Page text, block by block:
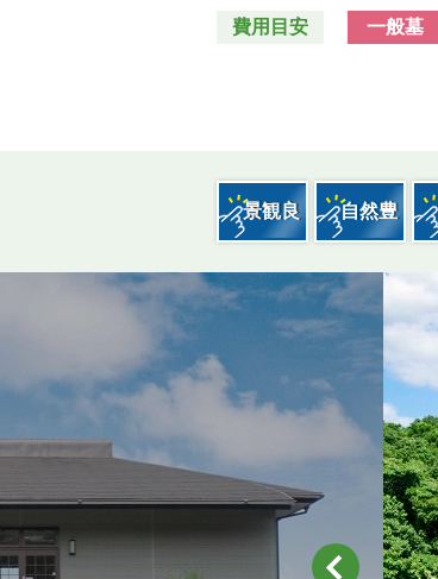
墓じまい
費用目安 一般墓
景観良 自然豊